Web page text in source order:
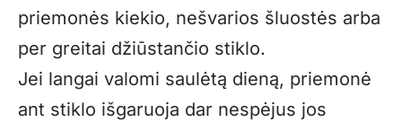
priemonės kiekio, nešvarios šluostės arba
per greitai džiūstančio stiklo.
Jei langai valomi saulėtą dieną, priemonė
ant stiklo išgaruoja dar nespėjus jos